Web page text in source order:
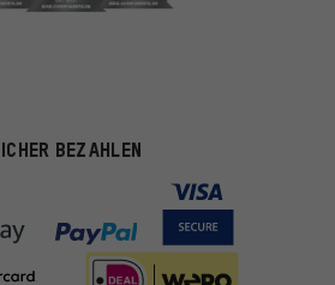
BEZAHLEN